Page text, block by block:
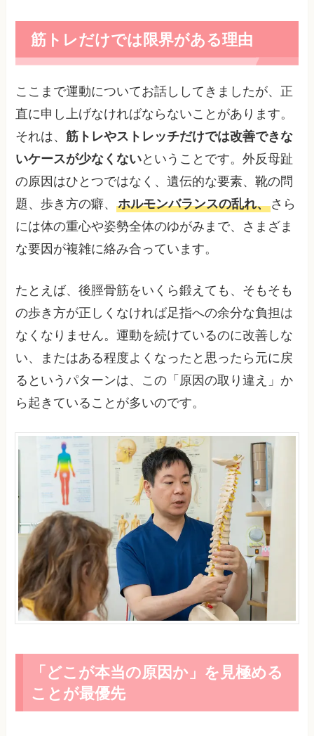
筋トレだけでは限界がある理由
ここまで運動についてお話ししてきましたが、正
直に申し上げなければならないことがあります。
それは、筋トレやストレッチだけでは改善できな
いケースが少なくないということです。外反母趾
の原因はひとつではなく、遺伝的な要素、靴の問
題、歩き方の癖、ホルモンバランスの乱れ、さら
には体の重心や姿勢全体のゆがみまで、さまざま
な要因が複雑に絡み合っています。
たとえば、後脛骨筋をいくら鍛えても、そもそも
の歩き方が正しくなければ足指への余分な負担は
なくなりません。運動を続けているのに改善しな
い、またはある程度よくなったと思ったら元に戻
るというパターンは、この「原因の取り違え」か
ら起きていることが多いのです。
「どこが本当の原因か」を見極める
ことが最優先